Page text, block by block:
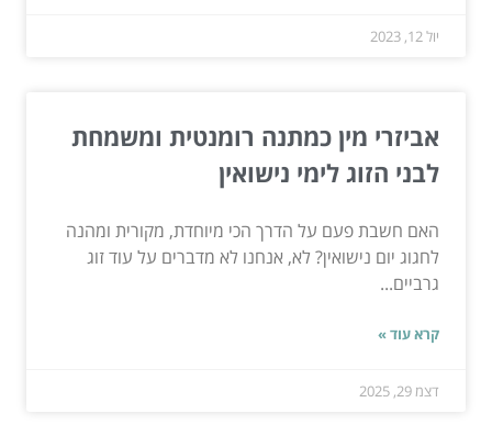
יול 12, 2023
אביזרי מין כמתנה רומנטית ומשמחת
לבני הזוג לימי נישואין
האם חשבת פעם על הדרך הכי מיוחדת, מקורית ומהנה
לחגוג יום נישואין? לא, אנחנו לא מדברים על עוד זוג
גרביים...
קרא עוד »
דצמ 29, 2025